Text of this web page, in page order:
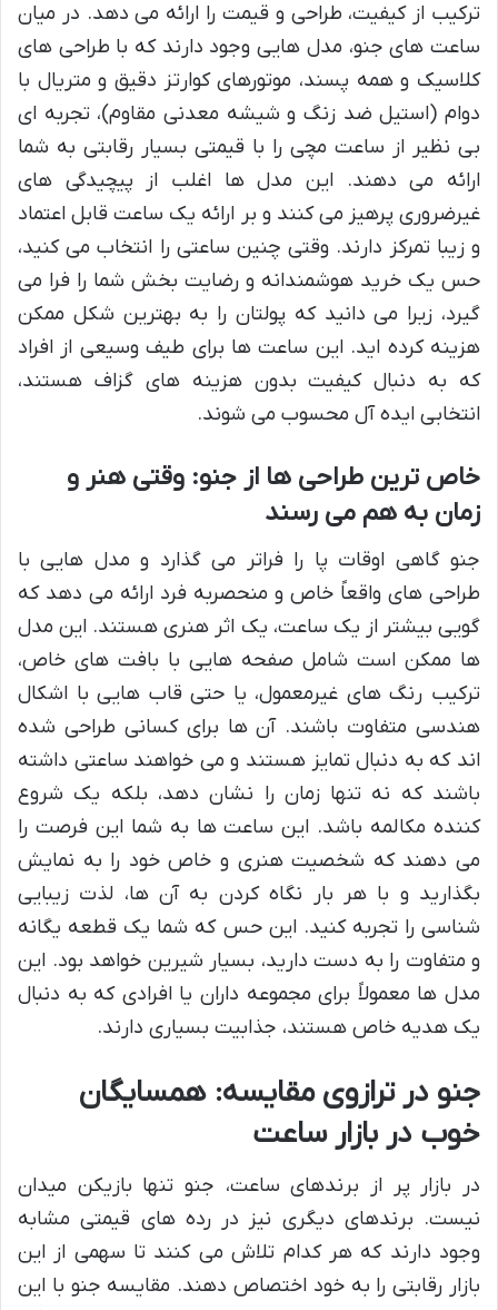
ترکیب از کیفیت، طراحی و قیمت را ارائه می دهد. در میان
ساعت های جنو، مدل هایی وجود دارند که با طراحی های
کلاسیک و همه پسند، موتورهای کوارتز دقیق و متریال با
دوام (استیل ضد زنگ و شیشه معدنی مقاوم)، تجربه ای
بی نظیر از ساعت مچی را با قیمتی بسیار رقابتی به شما
ارائه می دهند. این مدل ها اغلب از پیچیدگی های
غیرضروری پرهیز می کنند و بر ارائه یک ساعت قابل اعتماد
و زیبا تمرکز دارند. وقتی چنین ساعتی را انتخاب می کنید،
حس یک خرید هوشمندانه و رضایت بخش شما را فرا می
گیرد، زیرا می دانید که پولتان را به بهترین شکل ممکن
هزینه کرده اید. این ساعت ها برای طیف وسیعی از افراد
که به دنبال کیفیت بدون هزینه های گزاف هستند،
انتخابی ایده آل محسوب می شوند.
خاص ترین طراحی ها از جنو: وقتی هنر و
زمان به هم می رسند
جنو گاهی اوقات پا را فراتر می گذارد و مدل هایی با
طراحی های واقعاً خاص و منحصربه فرد ارائه می دهد که
گویی بیشتر از یک ساعت، یک اثر هنری هستند. این مدل
ها ممکن است شامل صفحه هایی با بافت های خاص،
ترکیب رنگ های غیرمعمول، یا حتی قاب هایی با اشکال
هندسی متفاوت باشند. آن ها برای کسانی طراحی شده
اند که به دنبال تمایز هستند و می خواهند ساعتی داشته
باشند که نه تنها زمان را نشان دهد، بلکه یک شروع
کننده مکالمه باشد. این ساعت ها به شما این فرصت را
می دهند که شخصیت هنری و خاص خود را به نمایش
بگذارید و با هر بار نگاه کردن به آن ها، لذت زیبایی
شناسی را تجربه کنید. این حس که شما یک قطعه یگانه
و متفاوت را به دست دارید، بسیار شیرین خواهد بود. این
مدل ها معمولاً برای مجموعه داران یا افرادی که به دنبال
یک هدیه خاص هستند، جذابیت بسیاری دارند.
جنو در ترازوی مقایسه: همسایگان
خوب در بازار ساعت
در بازار پر از برندهای ساعت، جنو تنها بازیکن میدان
نیست. برندهای دیگری نیز در رده های قیمتی مشابه
وجود دارند که هر کدام تلاش می کنند تا سهمی از این
بازار رقابتی را به خود اختصاص دهند. مقایسه جنو با این